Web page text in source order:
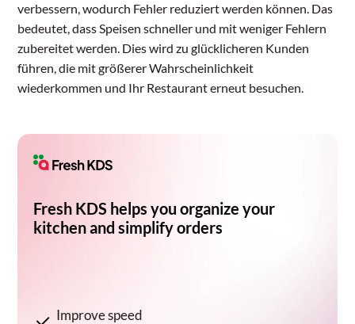
verbessern, wodurch Fehler reduziert werden können. Das
bedeutet, dass Speisen schneller und mit weniger Fehlern
zubereitet werden. Dies wird zu glücklicheren Kunden
führen, die mit größerer Wahrscheinlichkeit
wiederkommen und Ihr Restaurant erneut besuchen.
Fresh KDS helps you organize your
kitchen and simplify orders
Improve speed